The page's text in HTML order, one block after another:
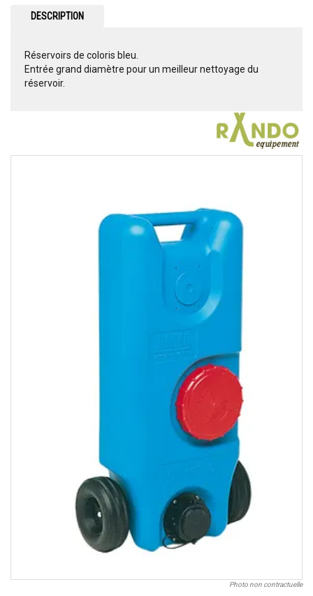
DESCRIPTION
Réservoirs de coloris bleu.
Entrée grand diamètre pour un meilleur nettoyage du
réservoir.
Photo non contractuelle